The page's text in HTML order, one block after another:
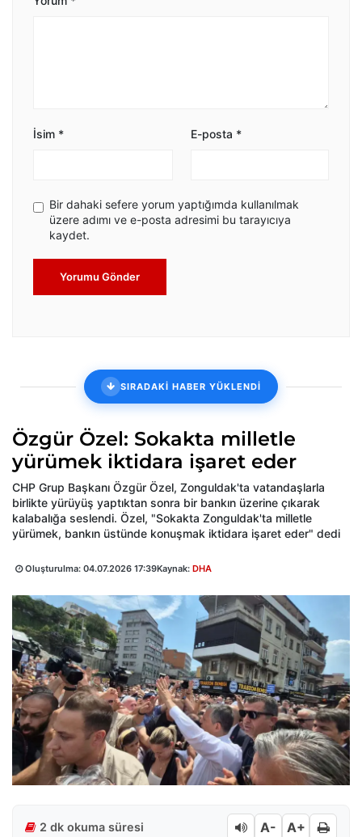
İsim * E-posta *
Bir dahaki sefere yorum yaptığımda kullanılmak
üzere adımı ve e-posta adresimi bu tarayıcıya
kaydet.
Yorumu Gönder
SIRADAKİ HABER YÜKLENDİ
Özgür Özel: Sokakta milletle
yürümek iktidara işaret eder
CHP Grup Başkanı Özgür Özel, Zonguldak'ta vatandaşlarla
birlikte yürüyüş yaptıktan sonra bir bankın üzerine çıkarak
kalabalığa seslendi. Özel, "Sokakta Zonguldak'ta milletle
yürümek, bankın üstünde konuşmak iktidara işaret eder" dedi
Oluşturulma: 04.07.2026 17:39Kaynak: DHA
2 dk okuma süresi A- A+